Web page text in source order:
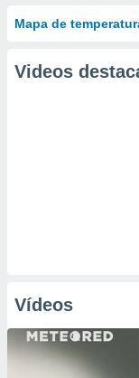
Mapa de
Videos
Vídeos